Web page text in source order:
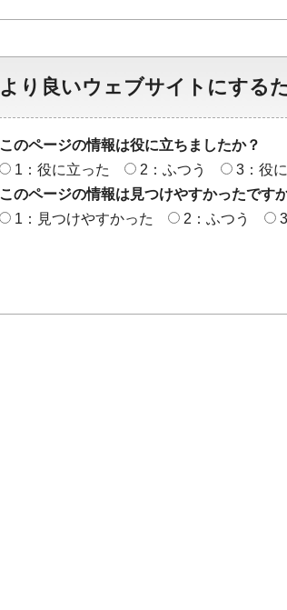
より良いウェブサイトにする
このページの情報は役に立ちましたか？
1：役に立った
2：ふつう
3：役
このページの情報は見つけやすかったです
1：見つけやすかった
2：ふつう